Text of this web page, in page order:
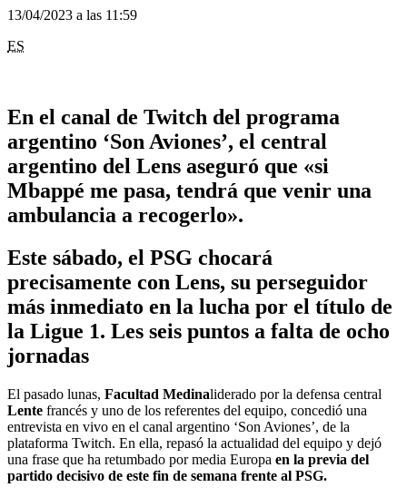
13/04/2023 a las 11:59
ES
En el canal de Twitch del programa
argentino ‘Son Aviones’, el central
argentino del Lens aseguró que «si
Mbappé me pasa, tendrá que venir una
ambulancia a recogerlo».
Este sábado, el PSG chocará
precisamente con Lens, su perseguidor
más inmediato en la lucha por el título de
la Ligue 1. Les seis puntos a falta de ocho
jornadas
El pasado lunas, Facultad Medinaliderado por la defensa central
Lente francés y uno de los referentes del equipo, concedió una
entrevista en vivo en el canal argentino ‘Son Aviones’, de la
plataforma Twitch. En ella, repasó la actualidad del equipo y dejó
una frase que ha retumbado por media Europa en la previa del
partido decisivo de este fin de semana frente al PSG.